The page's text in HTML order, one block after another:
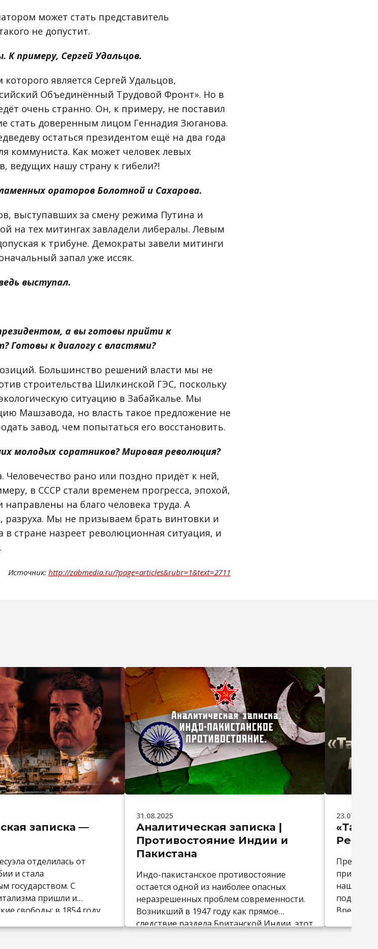
может стать представитель
не допустит.
К примеру, Сергей Удальцов.
является Сергей Удальцов,
Объединённый Трудовой Фронт». Но в
очень странно. Он, к примеру, не поставил
стать доверенным лицом Геннадия Зюганова.
остаться президентом ещё на два года
коммуниста. Как может человек левых
ведущих нашу страну к гибели?!
ораторов Болотной и Сахарова.
выступавших за смену режима Путина и
на тех митингах завладели либералы. Левым
к трибуне. Демократы завели митинги
запал уже иссяк.
выступал.
а вы готовы прийти к
Готовы к диалогу с властями?
Большинство решений власти мы не
строительства Шилкинской ГЭС, поскольку
ситуацию в Забайкалье. Мы
Машзавода, но власть такое предложение не
завод, чем попытаться его восстановить.
молодых соратников? Мировая революция?
рано или поздно придёт к ней,
в СССР стали временем прогресса, эпохой,
направлены на благо человека труда. А
Мы не призываем брать винтовки и
стране назреет революционная ситуация, и
Источник: http://zabmedia.ru/?page=articles&rubr=1&text=2711
записка —
отделилась от
и стала
государством. С
пришли и
свободы: в 1854 году
31.08.2025
Аналитическая записка |
Противостояние Индии и
Пакистана
Индо-пакистанское противостояние
остается одной из наиболее опасных
неразрешенных проблем современности.
Возникший в 1947 году как прямое
следствие раздела Британской Индии, этот
23.07.2025
«Там,
нашего
под
Время